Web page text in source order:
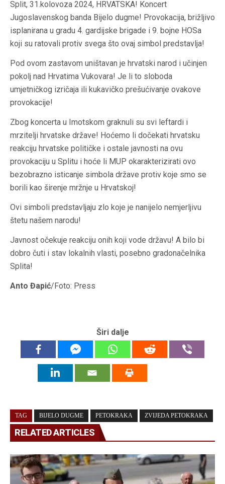
Split, 31.kolovoza 2024, HRVATSKA! Koncert
Jugoslavenskog banda Bijelo dugme! Provokacija, brižljivo
isplanirana u gradu 4. gardijske brigade i 9. bojne HOSa
koji su ratovali protiv svega što ovaj simbol predstavlja!
Pod ovom zastavom uništavan je hrvatski narod i učinjen
pokolj nad Hrvatima Vukovara! Je li to sloboda
umjetničkog izričaja ili kukavičko prešućivanje ovakove
provokacije!
Zbog koncerta u Imotskom graknuli su svi leftardi i
mrzitelji hrvatske države! Hoćemo li dočekati hrvatsku
reakciju hrvatske političke i ostale javnosti na ovu
provokaciju u Splitu i hoće li MUP okarakterizirati ovo
bezobrazno isticanje simbola države protiv koje smo se
borili kao širenje mržnje u Hrvatskoj!
Ovi simboli predstavljaju zlo koje je nanijelo nemjerljivu
štetu našem narodu!
Javnost očekuje reakciju onih koji vode državu! A bilo bi
dobro čuti i stav lokalnih vlasti, posebno gradonačelnika
Splita!
Anto Đapić/Foto: Press
Širi dalje
TAG BIJELO DUGME PETOKRAKA ZVIJEDA PETOKRAKA
RELATED ARTICLES